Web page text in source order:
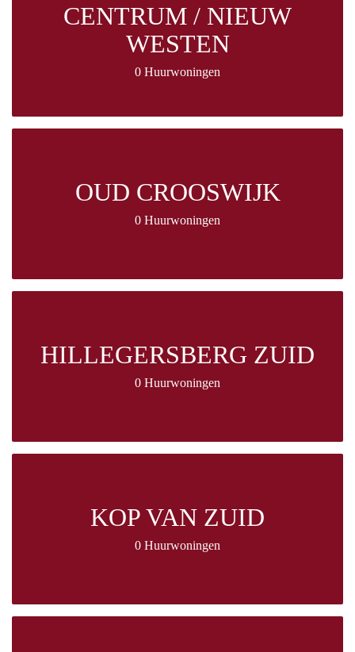
CENTRUM / NIEUW
WESTEN
0 Huurwoningen
OUD CROOSWIJK
0 Huurwoningen
HILLEGERSBERG ZUID
0 Huurwoningen
KOP VAN ZUID
0 Huurwoningen